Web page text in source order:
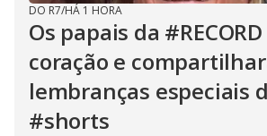
DO R7/HÁ 1 HORA
Os papais da
coração e
lembranças especiais
#shorts